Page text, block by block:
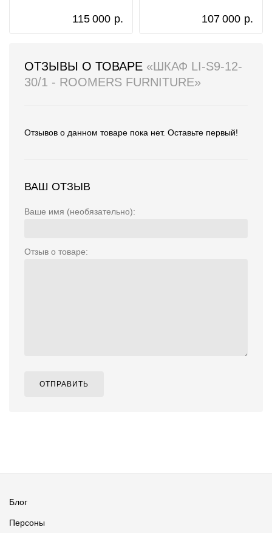
115 000 р. 107 000 р.
ОТЗЫВЫ О ТОВАРЕ «ШКАФ LI-S9-12-
30/1 - ROOMERS FURNITURE»
Отзывов о данном товаре пока нет. Оставьте первый!
ВАШ ОТЗЫВ
Ваше имя (необязательно):
Отзыв о товаре:
ОТПРАВИТЬ
Блог
Персоны